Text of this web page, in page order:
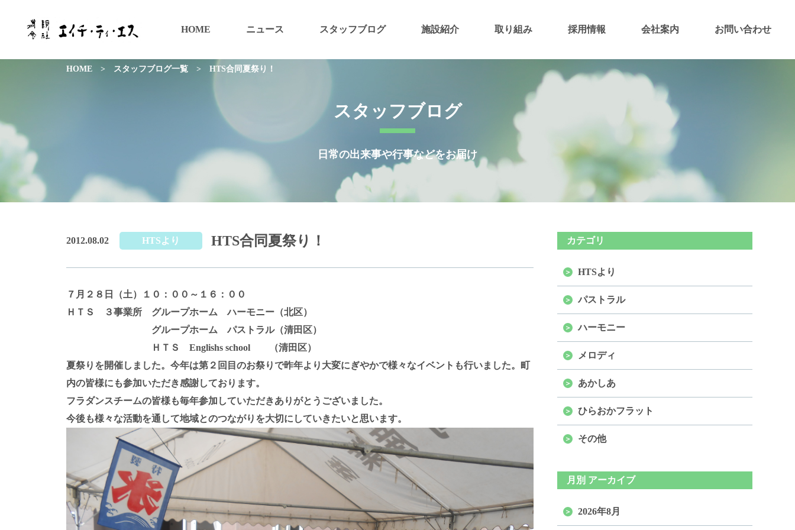
HOME ニュース スタッフブログ 施設紹介 取り組み 採用情報 会社案内 お問い合わせ
スタッフブログ
日常の出来事や行事などをお届け
HOME > スタッフブログ一覧 > HTS合同夏祭り！
2012.08.02 HTSより HTS合同夏祭り！
７月２８日（土）１０：００～１６：００
ＨＴＳ ３事業所 グループホーム ハーモニー（北区）
グループホーム パストラル（清田区）
ＨＴＳ Englishs school （清田区）
夏祭りを開催しました。今年は第２回目のお祭りで昨年より大変にぎやかで様々なイベントも行いました。町
内の皆様にも参加いただき感謝しております。
フラダンスチームの皆様も毎年参加していただきありがとうございました。
今後も様々な活動を通して地域とのつながりを大切にしていきたいと思います。
カテゴリ
HTSより
パストラル
ハーモニー
メロディ
あかしあ
ひらおかフラット
その他
月別 アーカイブ
2026年8月